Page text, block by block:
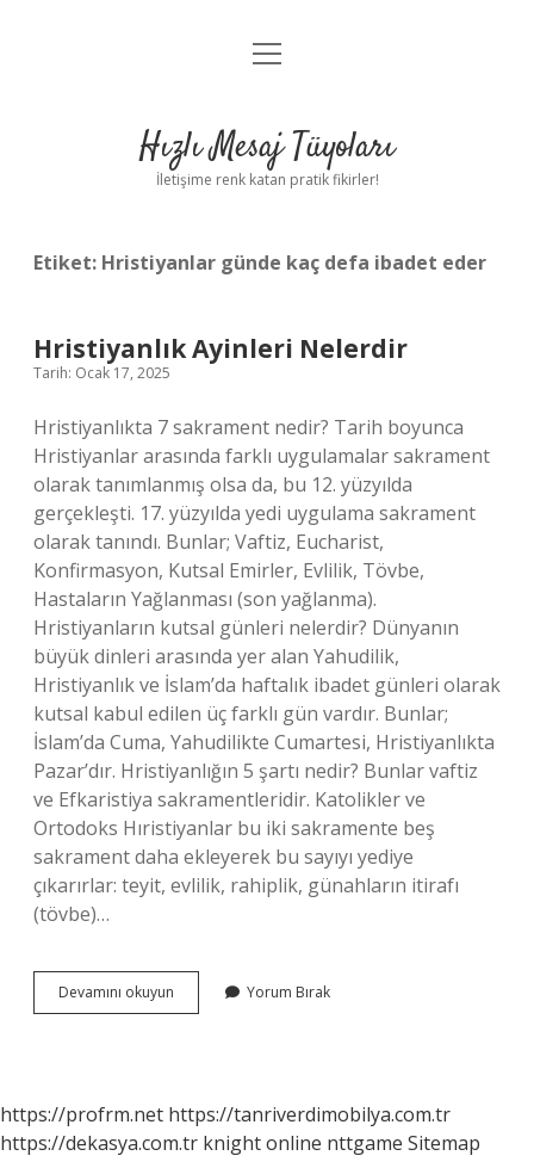
Anasayfa
Yasal Uyarı
menüyü
Hızlı Mesaj Tüyoları
İletişime renk katan pratik fikirler!
Etiket: Hristiyanlar günde kaç defa ibadet eder
Hristiyanlık Ayinleri Nelerdir
Tarih: Ocak 17, 2025
Hristiyanlıkta 7 sakrament nedir? Tarih boyunca
Hristiyanlar arasında farklı uygulamalar sakrament
olarak tanımlanmış olsa da, bu 12. yüzyılda
gerçekleşti. 17. yüzyılda yedi uygulama sakrament
olarak tanındı. Bunlar; Vaftiz, Eucharist,
Konfirmasyon, Kutsal Emirler, Evlilik, Tövbe,
Hastaların Yağlanması (son yağlanma).
Hristiyanların kutsal günleri nelerdir? Dünyanın
büyük dinleri arasında yer alan Yahudilik,
Hristiyanlık ve İslam’da haftalık ibadet günleri olarak
kutsal kabul edilen üç farklı gün vardır. Bunlar;
İslam’da Cuma, Yahudilikte Cumartesi, Hristiyanlıkta
Pazar’dır. Hristiyanlığın 5 şartı nedir? Bunlar vaftiz
ve Efkaristiya sakramentleridir. Katolikler ve
Ortodoks Hıristiyanlar bu iki sakramente beş
sakrament daha ekleyerek bu sayıyı yediye
çıkarırlar: teyit, evlilik, rahiplik, günahların itirafı
(tövbe)…
Devamını okuyun Hristiyanlık
Ayinleri
Yorum Bırak
https://profrm.net https://tanriverdimobilya.com.tr
https://dekasya.com.tr knight online nttgame Sitemap